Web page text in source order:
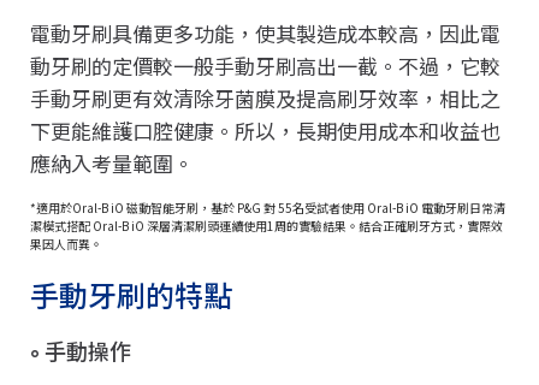
電動牙刷具備更多功能，使其製造成本較高，因此電
動牙刷的定價較一般手動牙刷高出一截。不過，它較
手動牙刷更有效清除牙菌膜及提高刷牙效率，相比之
下更能維護口腔健康。所以，長期使用成本和收益也
應納入考量範圍。
*適用於Oral-B iO 磁動智能牙刷，基於 P&G 對 55名受試者使用 Oral-B iO 電動牙刷日常清
潔模式搭配 Oral-B iO 深層清潔刷頭連續使用1周的實驗結果。結合正確刷牙方式，實際效
果因人而異。
手動牙刷的特點
手動操作